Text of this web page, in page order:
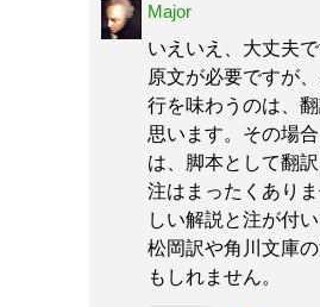
Major
いえいえ、大丈夫
原文が必要ですが
行を味わうのは、
思います。その場
は、脚本として翻
注はまったくあり
しい解説と注が付
松岡訳や角川文庫
もしれません。